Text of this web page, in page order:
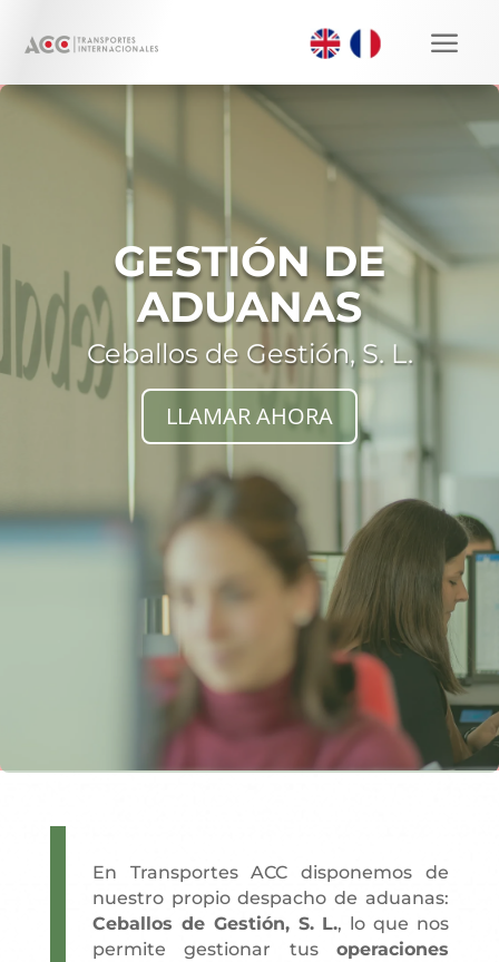
a
GESTIÓN DE
ADUANAS
Ceballos de Gestión, S. L.
LLAMAR AHORA
En Transportes ACC disponemos de
nuestro propio despacho de aduanas:
Ceballos de Gestión, S. L., lo que nos
permite gestionar tusoperaciones